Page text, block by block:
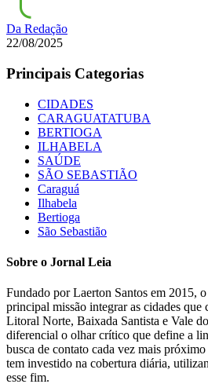
Da Redação
22/08/2025
Principais Categorias
CIDADES
CARAGUATATUBA
BERTIOGA
ILHABELA
SAÚDE
SÃO SEBASTIÃO
Caraguá
Ilhabela
Bertioga
São Sebastião
Sobre o Jornal Leia
Fundado por Laerton Santos em 2015,
principal missão integrar as cidades que
Litoral Norte, Baixada Santista e Vale
diferencial o olhar crítico que define a
busca de contato cada vez mais
tem investido na cobertura diária,
esse fim.